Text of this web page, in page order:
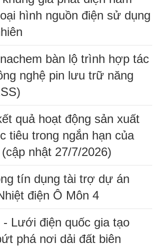
hình nguồn điện sử dụng
bàn lộ trình hợp tác
nghệ pin lưu trữ năng
quả hoạt động sản xuất
tiêu trong ngắn hạn của
nhật 27/7/2026)
tín dụng tài trợ dự án
điện Ô Môn 4
- Lưới điện quốc gia tạo
phá nơi dải đất biên